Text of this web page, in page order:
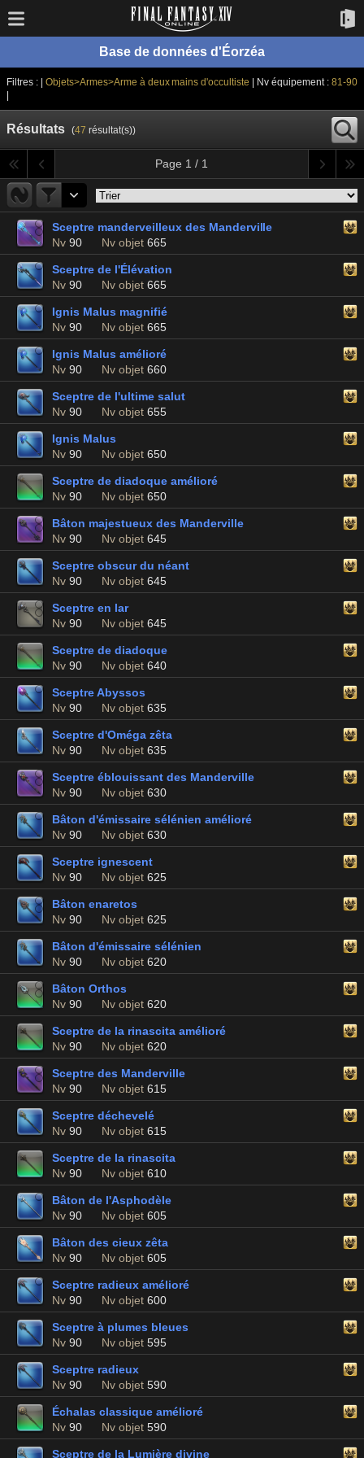
Base de données d'Éorzéa
Filtres : | Objets>Armes>Arme à deux mains d'occultiste | Nv équipement : 81-90
Résultats (47 résultat(s))
Page 1 / 1
Sceptre manderveilleux des Manderville
Nv 90 Nv objet 665
Sceptre de l'Élévation
Nv 90 Nv objet 665
Ignis Malus magnifié
Nv 90 Nv objet 665
Ignis Malus amélioré
Nv 90 Nv objet 660
Sceptre de l'ultime salut
Nv 90 Nv objet 655
Ignis Malus
Nv 90 Nv objet 650
Sceptre de diadoque amélioré
Nv 90 Nv objet 650
Bâton majestueux des Manderville
Nv 90 Nv objet 645
Sceptre obscur du néant
Nv 90 Nv objet 645
Sceptre en lar
Nv 90 Nv objet 645
Sceptre de diadoque
Nv 90 Nv objet 640
Sceptre Abyssos
Nv 90 Nv objet 635
Sceptre d'Oméga zêta
Nv 90 Nv objet 635
Sceptre éblouissant des Manderville
Nv 90 Nv objet 630
Bâton d'émissaire sélénien amélioré
Nv 90 Nv objet 630
Sceptre ignescent
Nv 90 Nv objet 625
Bâton enaretos
Nv 90 Nv objet 625
Bâton d'émissaire sélénien
Nv 90 Nv objet 620
Bâton Orthos
Nv 90 Nv objet 620
Sceptre de la rinascita amélioré
Nv 90 Nv objet 620
Sceptre des Manderville
Nv 90 Nv objet 615
Sceptre déchevelé
Nv 90 Nv objet 615
Sceptre de la rinascita
Nv 90 Nv objet 610
Bâton de l'Asphodèle
Nv 90 Nv objet 605
Bâton des cieux zêta
Nv 90 Nv objet 605
Sceptre radieux amélioré
Nv 90 Nv objet 600
Sceptre à plumes bleues
Nv 90 Nv objet 595
Sceptre radieux
Nv 90 Nv objet 590
Échalas classique amélioré
Nv 90 Nv objet 590
Sceptre de la Lumière divine